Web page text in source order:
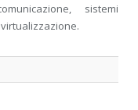
sistemi